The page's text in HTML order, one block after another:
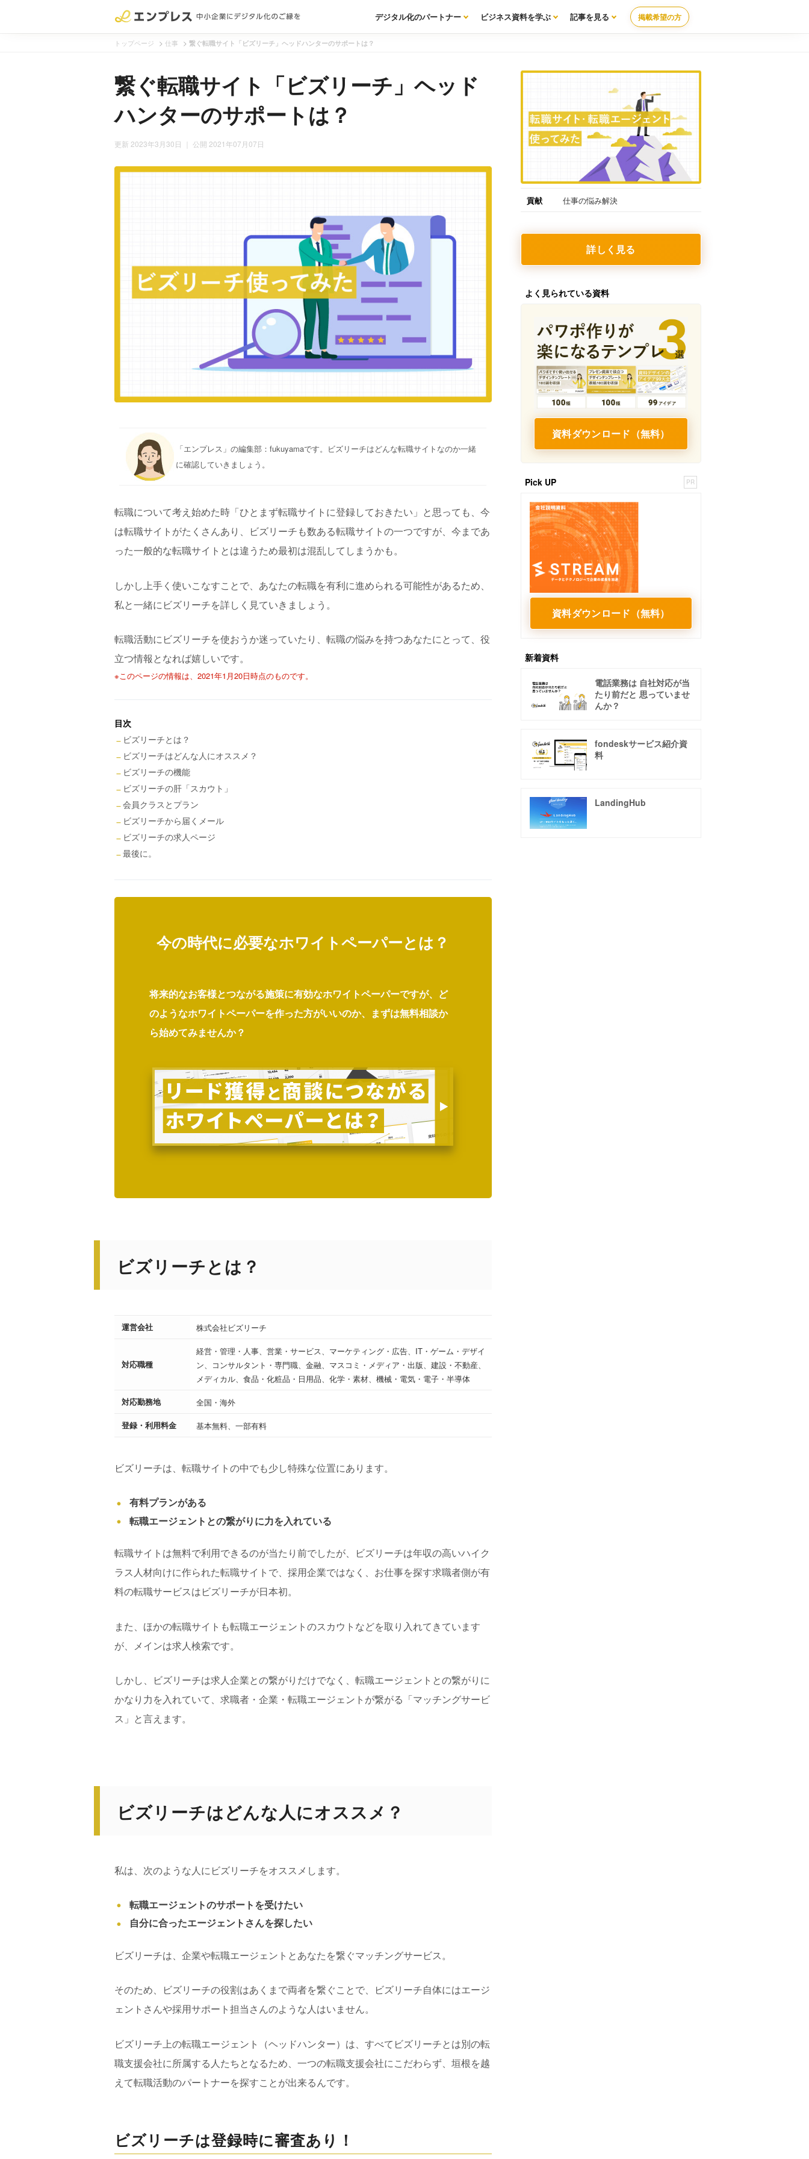
掲載希望の方
デジタル化のパートナー ビジネス資料を学ぶ 記事を見る
トップページ > 仕事 > 繋ぐ転職サイト「ビズリーチ」ヘッドハンターのサポートは？
繋ぐ転職サイト「ビズリーチ」ヘッド
ハンターのサポートは？
更新 2023年3月30日 ｜ 公開 2021年07月07日
「エンプレス」の編集部：fukuyamaです。ビズリーチはどんな転職サイトなのか一緒
に確認していきましょう。
転職について考え始めた時「ひとまず転職サイトに登録しておきたい」と思っても、今
は転職サイトがたくさんあり、ビズリーチも数ある転職サイトの一つですが、今まであ
った一般的な転職サイトとは違うため最初は混乱してしまうかも。
しかし上手く使いこなすことで、あなたの転職を有利に進められる可能性があるため、
私と一緒にビズリーチを詳しく見ていきましょう。
転職活動にビズリーチを使おうか迷っていたり、転職の悩みを持つあなたにとって、役
立つ情報となれば嬉しいです。
※このページの情報は、2021年1月20日時点のものです。
目次
ビズリーチとは？
ビズリーチはどんな人にオススメ？
ビズリーチの機能
ビズリーチの肝「スカウト」
会員クラスとプラン
ビズリーチから届くメール
ビズリーチの求人ページ
最後に。
今の時代に必要なホワイトペーパーとは？
将来的なお客様とつながる施策に有効なホワイトペーパーですが、ど
のようなホワイトペーパーを作った方がいいのか、まずは無料相談か
ら始めてみませんか？
ビズリーチとは？
運営会社 株式会社ビズリーチ
対応職種
経営・管理・人事、営業・サービス、マーケティング・広告、IT・ゲーム・デザイ
ン、コンサルタント・専門職、金融、マスコミ・メディア・出版、建設・不動産、
メディカル、食品・化粧品・日用品、化学・素材、機械・電気・電子・半導体
対応勤務地
全国・海外
登録・利用料金
基本無料、一部有料
ビズリーチは、転職サイトの中でも少し特殊な位置にあります。
有料プランがある
転職エージェントとの繋がりに力を入れている
転職サイトは無料で利用できるのが当たり前でしたが、ビズリーチは年収の高いハイク
ラス人材向けに作られた転職サイトで、採用企業ではなく、お仕事を探す求職者側が有
料の転職サービスはビズリーチが日本初。
また、ほかの転職サイトも転職エージェントのスカウトなどを取り入れてきています
が、メインは求人検索です。
しかし、ビズリーチは求人企業との繋がりだけでなく、転職エージェントとの繋がりに
かなり力を入れていて、求職者・企業・転職エージェントが繋がる「マッチングサービ
ス」と言えます。
ビズリーチはどんな人にオススメ？
私は、次のような人にビズリーチをオススメします。
転職エージェントのサポートを受けたい
自分に合ったエージェントさんを探したい
ビズリーチは、企業や転職エージェントとあなたを繋ぐマッチングサービス。
そのため、ビズリーチの役割はあくまで両者を繋ぐことで、ビズリーチ自体にはエージ
ェントさんや採用サポート担当さんのような人はいません。
ビズリーチ上の転職エージェント（ヘッドハンター）は、すべてビズリーチとは別の転
職支援会社に所属する人たちとなるため、一つの転職支援会社にこだわらず、垣根を越
えて転職活動のパートナーを探すことが出来るんです。
ビズリーチは登録時に審査あり！
貢献 仕事の悩み解決
詳しく見る
よく見られている資料
資料ダウンロード（無料）
Pick UP PR
資料ダウンロード（無料）
新着資料
電話業務は 自社対応が当
たり前だと 思っていませ
んか？
fondeskサービス紹介資
料
LandingHub